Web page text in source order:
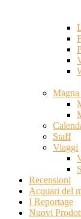
Staff
Viaggi
Recensioni
Acquari del
I Reportage
Nuovi